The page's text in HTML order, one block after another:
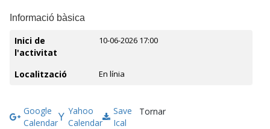
Informació bàsica
Inici de
l'activitat
10-06-2026 17:00
Localització En línia
Google
Calendar
Yahoo
Calendar
Save
Ical
Tornar